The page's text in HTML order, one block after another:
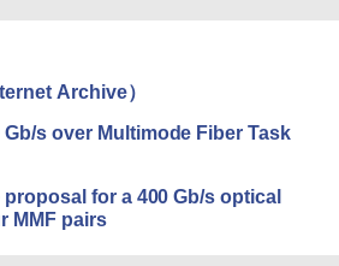
Archive）
Gb/s over Multimode Fiber Task
for a 400 Gb/s optical
MMF pairs